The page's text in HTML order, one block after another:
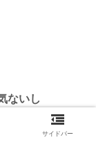
ないし
サイドバー